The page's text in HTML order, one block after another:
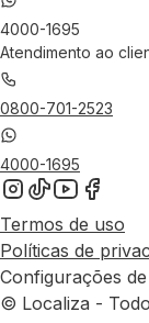
4000-1695
Atendimento ao
0800-701-2523
4000-1695
Termos de uso
Políticas de
Configurações
© Localiza -